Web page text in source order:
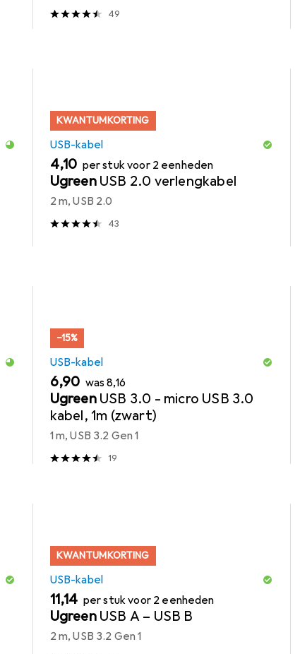
49
KWANTUMKORTING
USB-kabel
EUR
4,10 per stuk voor 2 eenheden
Ugreen USB 2.0 verlengkabel
2 m, USB 2.0
43
−15%
USB-kabel
EUR
6,90 wasEUR
8,16
Ugreen USB 3.0 - micro USB 3.0
kabel, 1m (zwart)
1 m, USB 3.2 Gen 1
19
KWANTUMKORTING
USB-kabel
EUR
11,14 per stuk voor 2 eenheden
Ugreen USB A – USB B
2 m, USB 3.2 Gen 1